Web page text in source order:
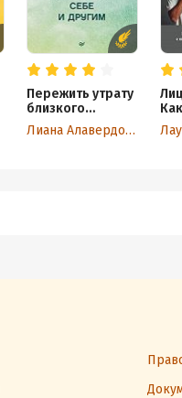
Пережить утрату
близкого
человека: как
помочь себе и Лиана Алавердова